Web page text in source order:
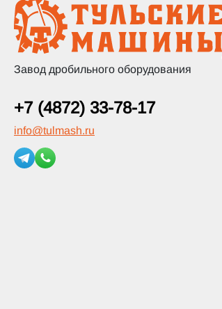
Завод дробильного оборудования
+7 (4872) 33-78-17
info@tulmash.ru